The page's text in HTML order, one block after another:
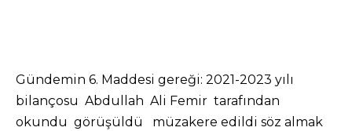
Gündemin 6. Maddesi gereği: 2021-2023 yılı
bilançosu Abdullah Ali Femir tarafından
okundu görüşüldü müzakere edildi söz almak